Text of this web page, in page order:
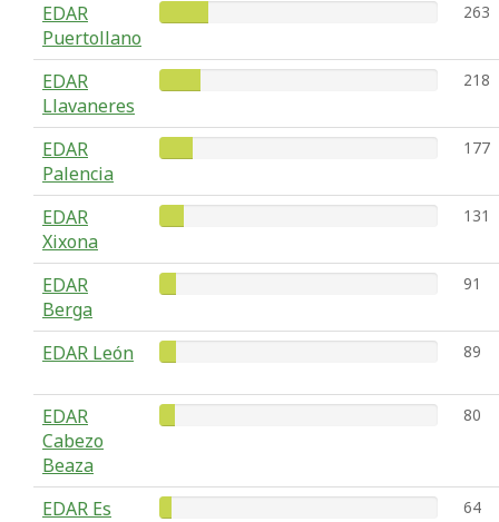
EDAR
Puertollano
263
EDAR
Llavaneres
218
EDAR
Palencia
177
EDAR
Xixona
131
EDAR
Berga
91
EDAR León 89
EDAR
Cabezo
Beaza
80
EDAR Es
64